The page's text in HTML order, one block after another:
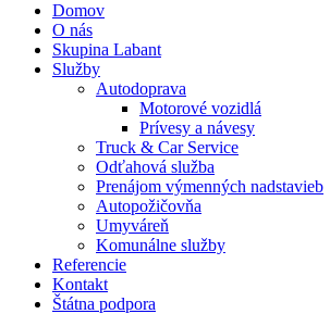
Domov
O nás
Skupina Labant
Služby
Autodoprava
Motorové vozidlá
Prívesy a návesy
Truck & Car Service
Odťahová služba
Prenájom výmenných nadstavieb
Autopožičovňa
Umyváreň
Komunálne služby
Referencie
Kontakt
Štátna podpora